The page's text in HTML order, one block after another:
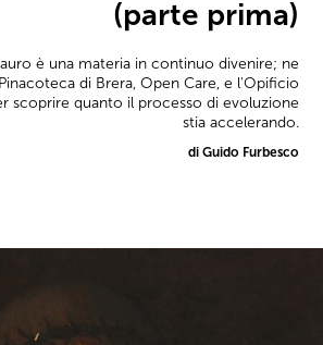
(parte prima)
è una materia in continuo divenire; ne
di Brera, Open Care, e l'Opificio
scoprire quanto il processo di evoluzione
stia accelerando.
di Guido Furbesco